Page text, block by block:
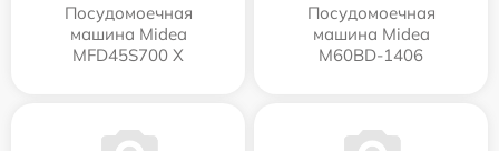
Посудомоечная
машина Midea
MFD45S700 X
Посудомоечная
машина Midea
M60BD-1406